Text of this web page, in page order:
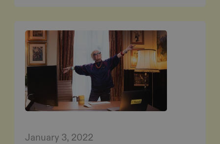
January 3, 2022